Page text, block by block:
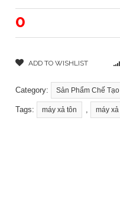
0
ADD TO WISHLIST
Category: Sản Phẩm Chế Tạo
Tags: máy xả tôn , máy